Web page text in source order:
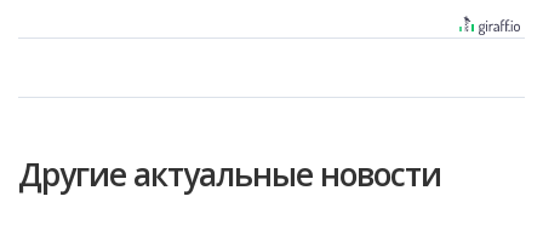
Другие актуальные новости